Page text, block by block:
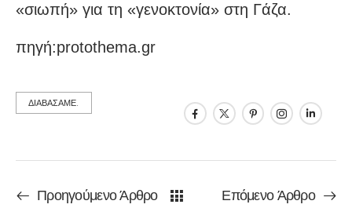
«σιωπή» για τη «γενοκτονία» στη Γάζα.
πηγή:protothema.gr
ΔΙΑΒΑΣΑΜΕ.
Προηγούμενο Άρθρο Επόμενο Άρθρο